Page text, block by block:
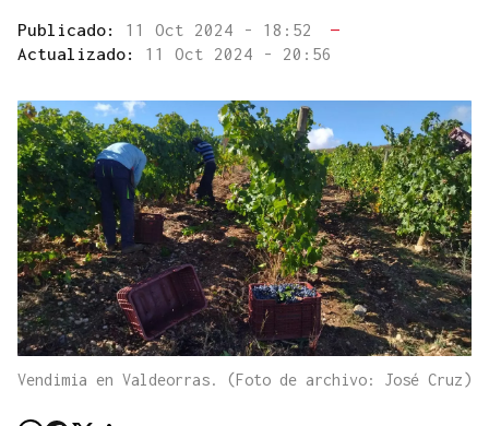
Publicado: 11 Oct 2024 - 18:52
—
Actualizado: 11 Oct 2024 - 20:56
Vendimia en Valdeorras. (Foto de archivo: José Cruz)